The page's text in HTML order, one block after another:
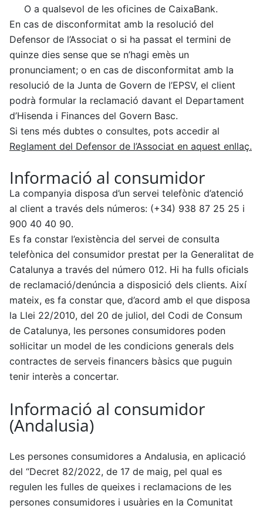
O a qualsevol de les oficines de CaixaBank.
En cas de disconformitat amb la resolució del
Defensor de l’Associat o si ha passat el termini de
quinze dies sense que se n’hagi emès un
pronunciament; o en cas de disconformitat amb la
resolució de la Junta de Govern de l’EPSV, el client
podrà formular la reclamació davant el Departament
d’Hisenda i Finances del Govern Basc.
Si tens més dubtes o consultes, pots accedir al
Reglament del Defensor de l’Associat en aquest enllaç.
Informació al consumidor
La companyia disposa d’un servei telefònic d’atenció
al client a través dels números: (+34) 938 87 25 25 i
900 40 40 90.
Es fa constar l’existència del servei de consulta
telefònica del consumidor prestat per la Generalitat de
Catalunya a través del número 012. Hi ha fulls oficials
de reclamació/denúncia a disposició dels clients. Així
mateix, es fa constar que, d’acord amb el que disposa
la Llei 22/2010, del 20 de juliol, del Codi de Consum
de Catalunya, les persones consumidores poden
sol·licitar un model de les condicions generals dels
contractes de serveis financers bàsics que puguin
tenir interès a concertar.
Informació al consumidor
(Andalusia)
Les persones consumidores a Andalusia, en aplicació
del “Decret 82/2022, de 17 de maig, pel qual es
regulen les fulles de queixes i reclamacions de les
persones consumidores i usuàries en la Comunitat